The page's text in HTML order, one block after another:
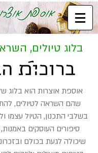
בלוג טיולים,
אוספת אוצרות הוא בלוג
שהם השראה לטיולים,
בשלבי התכנון, הטיול עצמו
סיפורים העוסקים
שיכולה לגעת בכולם